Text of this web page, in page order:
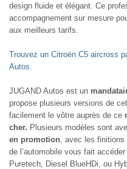
design fluide et élégant. Ce
accompagnement sur mesure
aux meilleurs tarifs.
Trouvez un Citroën C5 aircross
Autos.
JUGAND Autos est un
propose plusieurs versions de
facilement le vôtre auprès de ce
cher. Plusieurs modèles sont
en promotion , avec les
de l’automobile vous fait
Puretech, Diesel BlueHDi, ou